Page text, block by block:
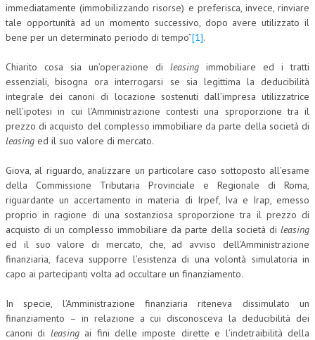
immediatamente (immobilizzando risorse) e preferisca, invece, rinviare
tale opportunità ad un momento successivo, dopo avere utilizzato il
bene per un determinato periodo di tempo”[1].
Chiarito cosa sia un’operazione di leasing immobiliare ed i tratti
essenziali, bisogna ora interrogarsi se sia legittima la deducibilità
integrale dei canoni di locazione sostenuti dall’impresa utilizzatrice
nell’ipotesi in cui l’Amministrazione contesti una sproporzione tra il
prezzo di acquisto del complesso immobiliare da parte della società di
leasing ed il suo valore di mercato.
Giova, al riguardo, analizzare un particolare caso sottoposto all’esame
della Commissione Tributaria Provinciale e Regionale di Roma,
riguardante un accertamento in materia di Irpef, Iva e Irap, emesso
proprio in ragione di una sostanziosa sproporzione tra il prezzo di
acquisto di un complesso immobiliare da parte della società di leasing
ed il suo valore di mercato, che, ad avviso dell’Amministrazione
finanziaria, faceva supporre l’esistenza di una volontà simulatoria in
capo ai partecipanti volta ad occultare un finanziamento.
In specie, l’Amministrazione finanziaria riteneva dissimulato un
finanziamento – in relazione a cui disconosceva la deducibilità dei
canoni di leasingai fini delle imposte dirette e l’indetraibilità della